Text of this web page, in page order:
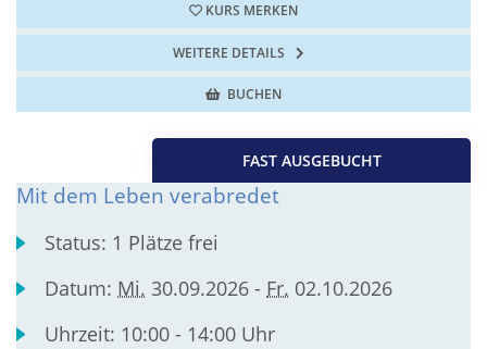
KURS MERKEN
WEITERE DETAILS
BUCHEN
FAST AUSGEBUCHT
Mit dem Leben verabredet
Status: 1 Plätze frei
Datum: Mi. 30.09.2026 - Fr. 02.10.2026
Uhrzeit: 10:00 - 14:00 Uhr